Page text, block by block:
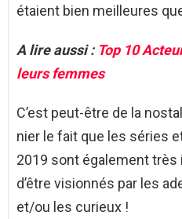
étaient bien meilleures
A lire aussi : Top 10
leurs femmes
C’est peut-être de la
nier le fait que les séries
2019 sont également
d’être visionnés par les
et/ou les curieux !